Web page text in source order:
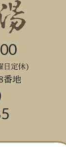
日定休)
番地